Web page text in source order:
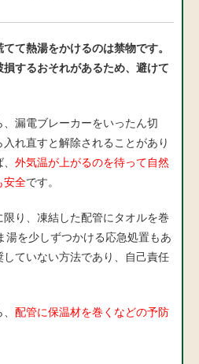
て熱湯をかけるのは禁物です。
するおそれがあるため、避けて
漏電ブレーカーをいったん切
れ直すと解除されることがあり
外気温が上がるのを待って自然
安全です。
り、凍結した配管にタオルを巻
を少しずつかける応急処置もあ
していない方法であり、自己責任
配管に保温材を巻くなどの予防